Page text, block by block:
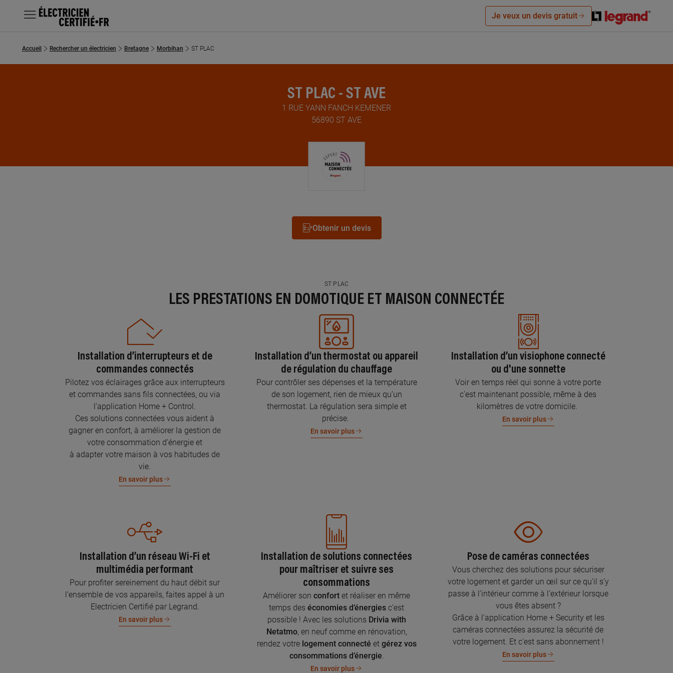
MENU
Chercher un électricien
Je veux un devis gratuit
Accueil Rechercher un électricien Bretagne Morbihan ST PLAC
ST PLAC - ST AVE
1 RUE YANN FANCH KEMENER
56890 ST AVE
Obtenir un devis
ST PLAC
LES PRESTATIONS EN DOMOTIQUE ET MAISON CONNECTÉE
Installation d’interrupteurs et de
commandes connectés
Pilotez vos éclairages grâce aux interrupteurs
et commandes sans fils connectées, ou via
l'application Home + Control.
Ces solutions connectées vous aident à
gagner en confort, à améliorer la gestion de
votre consommation d’énergie et
à adapter votre maison à vos habitudes de
vie.
En savoir plus
Installation d’un thermostat ou appareil
de régulation du chauffage
Pour contrôler ses dépenses et la température
de son logement, rien de mieux qu’un
thermostat. La régulation sera simple et
précise.
En savoir plus
Installation d’un visiophone connecté
ou d'une sonnette
Voir en temps réel qui sonne à votre porte
c’est maintenant possible, même à des
kilomètres de votre domicile.
En savoir plus
Installation d’un réseau Wi-Fi et
multimédia performant
Pour profiter sereinement du haut débit sur
l’ensemble de vos appareils, faites appel à un
Electricien Certifié par Legrand.
En savoir plus
Installation de solutions connectées
pour maîtriser et suivre ses
consommations
Améliorer son confort et réaliser en même
temps des économies d’énergies c’est
possible ! Avec les solutions Drivia with
Netatmo, en neuf comme en rénovation,
rendez votre logement connecté et gérez vos
consommations d’énergie.
En savoir plus
Pose de caméras connectées
Vous cherchez des solutions pour sécuriser
votre logement et garder un œil sur ce qu’il s’y
passe à l’intérieur comme à l’extérieur lorsque
vous êtes absent ?
Grâce à l'application Home + Security et les
caméras connectées assurez la sécurité de
votre logement. Et c'est sans abonnement !
En savoir plus